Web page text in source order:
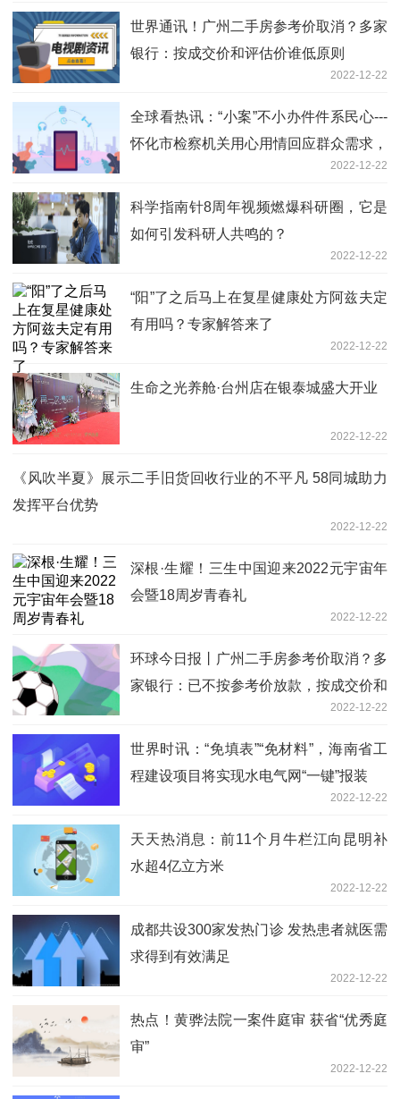
世界通讯！广州二手房参考价取消？多家
银行：按成交价和评估价谁低原则
2022-12-22
全球看热讯：“小案”不小办件件系民心---
怀化市检察机关用心用情回应群众需求，
2022-12-22
科学指南针8周年视频燃爆科研圈，它是
如何引发科研人共鸣的？
2022-12-22
“阳”了之后马上在复星健康处方阿兹夫定
有用吗？专家解答来了
2022-12-22
生命之光养舱·台州店在银泰城盛大开业
2022-12-22
《风吹半夏》展示二手旧货回收行业的不平凡 58同城助力
发挥平台优势
2022-12-22
深根·生耀！三生中国迎来2022元宇宙年
会暨18周岁青春礼
2022-12-22
环球今日报丨广州二手房参考价取消？多
家银行：已不按参考价放款，按成交价和
2022-12-22
世界时讯：“免填表”“免材料”，海南省工
程建设项目将实现水电气网“一键”报装
2022-12-22
天天热消息：前11个月牛栏江向昆明补
水超4亿立方米
2022-12-22
成都共设300家发热门诊 发热患者就医需
求得到有效满足
2022-12-22
热点！黄骅法院一案件庭审 获省“优秀庭
审”
2022-12-22